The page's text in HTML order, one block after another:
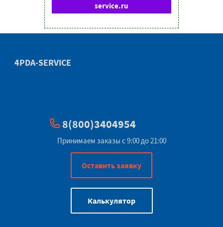
service.ru
4PDA-SERVICE
8(800)3404954
Принимаем заказы с 9:00 до 21:00
Оставить заявку
Калькулятор